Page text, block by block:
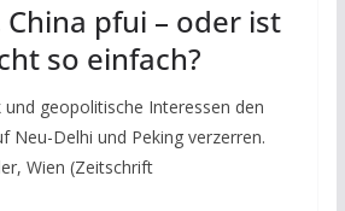
pfui – oder ist
so einfach?
und geopolitische Interessen den
Neu-Delhi und Peking verzerren.
Wien (Zeitschrift